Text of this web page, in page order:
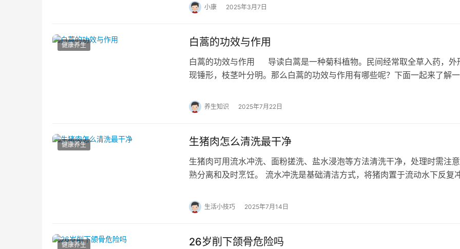
小康 2025年3月7日
健康养生 白蒿的功效与作用
白蒿的功效与作用 导读白蒿是一种菊科植物。民间经常取全草入药，外
现锤形，枝茎叶分明。那么白蒿的功效与作用有哪些呢？下面一起来了解一
养生知识 2025年7月22日
健康养生 生猪肉怎么清洗最干净
生猪肉可用流水冲洗、面粉搓洗、盐水浸泡等方法清洗干净，处理时需注
熟分离和及时烹饪。 流水冲洗是基础清洁方式，将猪肉置于流动水下反复
生活小技巧 2025年7月14日
健康养生 26岁削下颌骨危险吗